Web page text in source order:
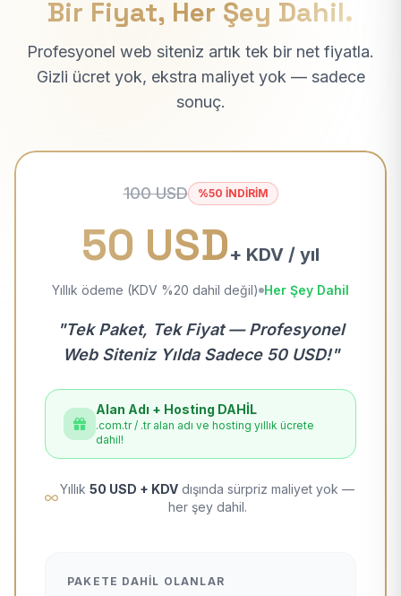
Bir Fiyat, Her Şey Dahil.
Profesyonel web siteniz artık tek bir net fiyatla.
Gizli ücret yok, ekstra maliyet yok — sadece
sonuç.
100 USD %50 İNDİRİM
50 USD+ KDV / yıl
Yıllık ödeme (KDV %20 dahil değil) Her Şey Dahil
"Tek Paket, Tek Fiyat — Profesyonel
Web Siteniz Yılda Sadece 50 USD!"
Alan Adı + Hosting DAHİL
.com.tr / .tr alan adı ve hosting yıllık ücrete
dahil!
Yıllık 50 USD + KDV dışında sürpriz maliyet yok —
her şey dahil.
PAKETE DAHIL OLANLAR